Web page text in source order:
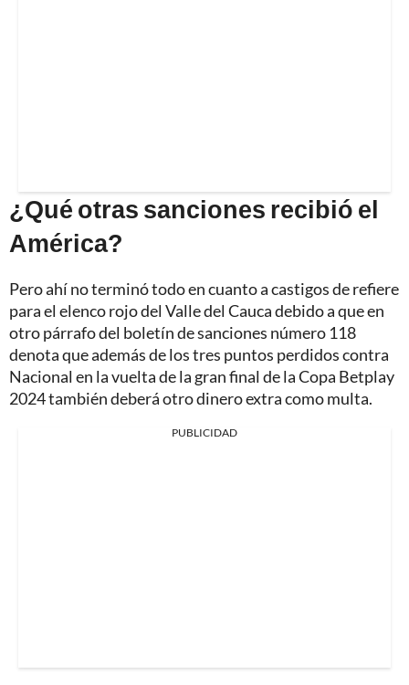
¿Qué otras sanciones recibió el
América?
Pero ahí no terminó todo en cuanto a castigos de refiere
para el elenco rojo del Valle del Cauca debido a que en
otro párrafo del boletín de sanciones número 118
denota que además de los tres puntos perdidos contra
Nacional en la vuelta de la gran final de la Copa Betplay
2024 también deberá otro dinero extra como multa.
PUBLICIDAD